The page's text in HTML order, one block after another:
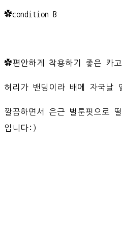
✿condition B
✿편안하게 착용하기 좋은 카고
허리가 밴딩이라 배에 자국날
깔끔하면서 은근 벌룬핏으로
입니다:)